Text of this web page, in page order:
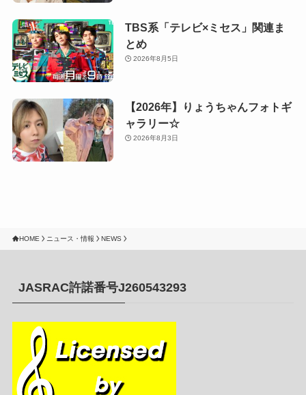
TBS系「テレビ×ミセス」関連ま
とめ
2026年8月5日
【2026年】りょうちゃんフォトギ
ャラリー☆
2026年8月3日
HOME ニュース・情報 NEWS
JASRAC許諾番号J260543293